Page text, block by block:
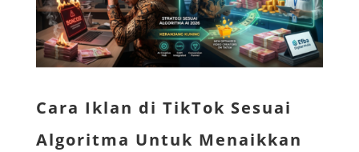
Cara Iklan di TikTok Sesuai
Algoritma Untuk Menaikkan